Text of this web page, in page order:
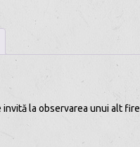
la observarea unui alt